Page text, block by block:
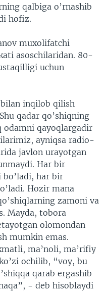
qalbiga o’rnashib
hofiz.
muxolifatchi
asoschilaridan. 80-
uchun
bilan inqilob qilish
qadar qo’shiqning
odamni qayoqlargadir
ayniqsa radio-
javlon urayotgan
Har bir
bo’ladi, har bir
Hozir mana
zamoni va
Mayda, tobora
olomondan
mumkin emas.
ma’noli, ma’rifiy
ochilib, “voy, bu
qarab ergashib
- deb hisoblaydi